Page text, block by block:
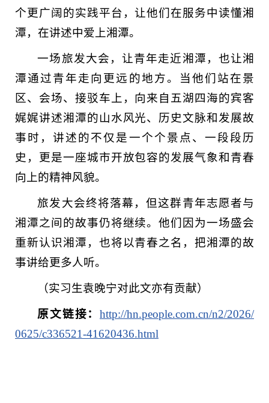
个更广阔的实践平台，让他们在服务中读懂湘
潭，在讲述中爱上湘潭。
一场旅发大会，让青年走近湘潭，也让湘
潭通过青年走向更远的地方。当他们站在景
区、会场、接驳车上，向来自五湖四海的宾客
娓娓讲述湘潭的山水风光、历史文脉和发展故
事时，讲述的不仅是一个个景点、一段段历
史，更是一座城市开放包容的发展气象和青春
向上的精神风貌。
旅发大会终将落幕，但这群青年志愿者与
湘潭之间的故事仍将继续。他们因为一场盛会
重新认识湘潭，也将以青春之名，把湘潭的故
事讲给更多人听。
（实习生袁晚宁对此文亦有贡献）
原文链接： http://hn.people.com.cn/n2/2026/
0625/c336521-41620436.html